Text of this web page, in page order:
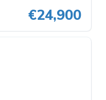
€24,900